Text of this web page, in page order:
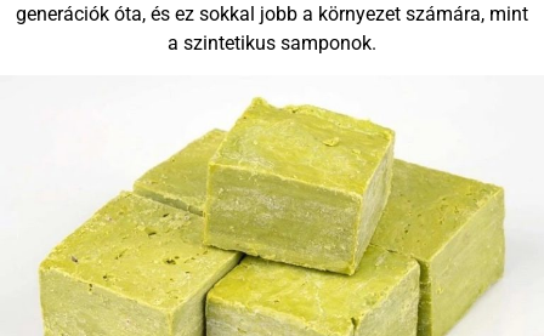
generációk óta, és ez sokkal jobb a környezet számára, mint
a szintetikus samponok.